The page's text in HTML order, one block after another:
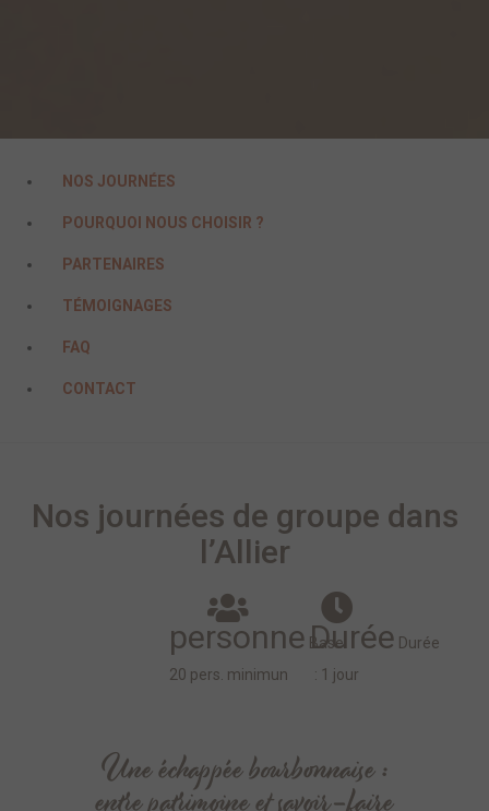
NOS JOURNÉES
POURQUOI NOUS CHOISIR ?
PARTENAIRES
TÉMOIGNAGES
FAQ
CONTACT
Nos journées de groupe dans
l’Allier
personne Base
20 pers. minimun
Durée Durée
: 1 jour
Une échappée bourbonnaise :